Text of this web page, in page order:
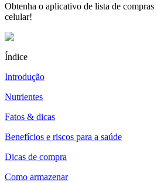
Obtenha o aplicativo de lista de compras
celular!
Índice
Introdução
Nutrientes
Fatos & dicas
Benefícios e riscos para a saúde
Dicas de compra
Como armazenar